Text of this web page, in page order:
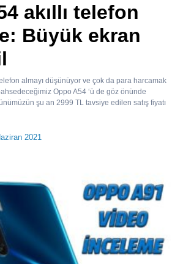
akıllı telefon
Büyük ekran
almayı düşünüyor ve çok da para harcamak
Oppo A54 ‘ü de göz önünde
şu an 2999 TL tavsiye edilen satış fiyatı
2021